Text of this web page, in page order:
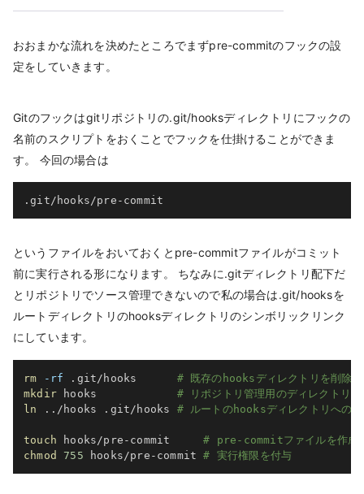
おおまかな流れを決めたところでまずpre-commitのフックの設
定をしていきます。
Gitのフックはgitリポジトリの.git/hooksディレクトリにフックの
名前のスクリプトをおくことでフックを仕掛けることができま
す。 今回の場合は
.git/hooks/pre-commit
というファイルをおいておくとpre-commitファイルがコミット
前に実行される形になります。 ちなみに.gitディレクトリ配下だ
とリポジトリでソース管理できないので私の場合は.git/hooksを
ルートディレクトリのhooksディレクトリのシンボリックリンク
にしています。
rm -rf .git/hooks # 既存のhooksディレクトリを削除
mkdir hooks # リポジトリ管理用のディレクトリを
ln
.. /hooks .git/hooks # ルートのhooksディレクトリへのシ
touch hooks/pre-commit # pre-commitファイルを作成
chmod
755 hooks/pre-commit # 実行権限を付与